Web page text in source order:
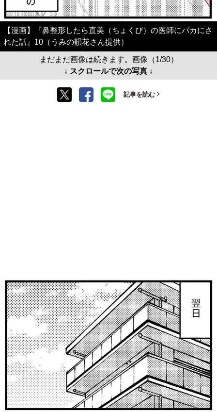
【漫画】『鼻整形したら直美（ちょくび）の医師にバカにさ
れた話』10（うみの韻花さん提供）
まだまだ画像は続きます。画像（1/30）
↓ スクロールで次の写真 ↓
記事を読む